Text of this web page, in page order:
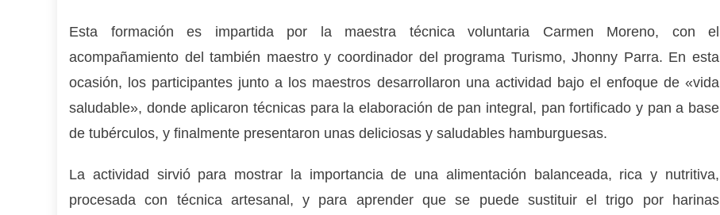
Esta formación es impartida por la maestra técnica voluntaria Carmen Moreno, con el
acompañamiento del también maestro y coordinador del programa Turismo, Jhonny Parra. En esta
ocasión, los participantes junto a los maestros desarrollaron una actividad bajo el enfoque de «vida
saludable», donde aplicaron técnicas para la elaboración de pan integral, pan fortificado y pan a base
de tubérculos, y finalmente presentaron unas deliciosas y saludables hamburguesas.
La actividad sirvió para mostrar la importancia de una alimentación balanceada, rica y nutritiva,
procesada con técnica artesanal, y para aprender que se puede sustituir el trigo por harinas